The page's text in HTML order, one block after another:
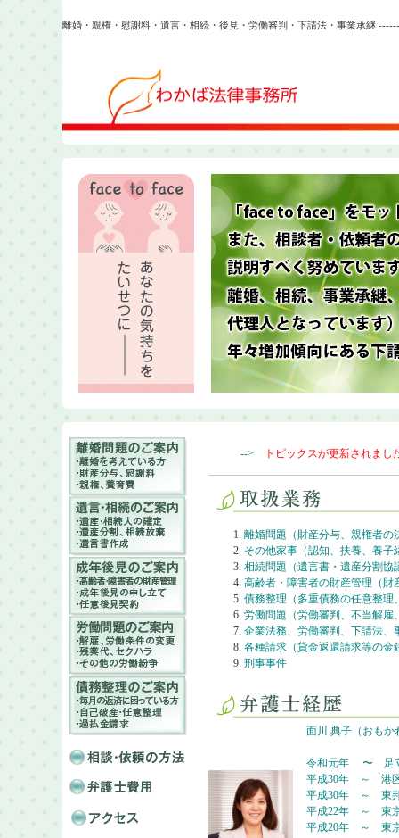
離婚・親権・慰謝料・遺言・相続・後見・労働審判・下請法・事業承継
--> トピックスが更新されまし
離婚問題（財産分与、親権者の
その他家事（認知、扶養、養
相続問題（遺言書・遺産分割協
高齢者・障害者の財産管理（財
債務整理（多重債務の任意整理
労働問題（労働審判、不当解雇
企業法務、労働審判、下請法、
各種請求（貸金返還請求等の金
刑事事件
面川 典子（おも
令和元年 〜 足
平成30年 ～ 港区
平成30年 ～ 東邦
平成22年 ～ 東京
平成20年 ～ 東京